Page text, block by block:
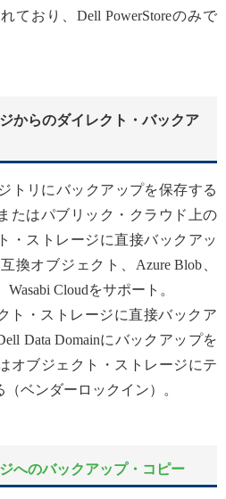
ており、Dell PowerStoreのみで
からのダイレクト・バックア
トリにバックアップを保存する
たはパブリック・クラウド上の
・ストレージに直接バックアッ
換オブジェクト、Azure Blob、
Cloudをサポート。
ト・ストレージに直接バックア
Data Domainにバックアップを
オブジェクト・ストレージにテ
ベンダーロックイン）。
へのバックアップ・コピー